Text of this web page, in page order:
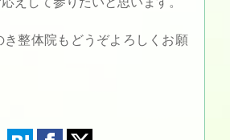
き整体院もどうぞよろしくお願